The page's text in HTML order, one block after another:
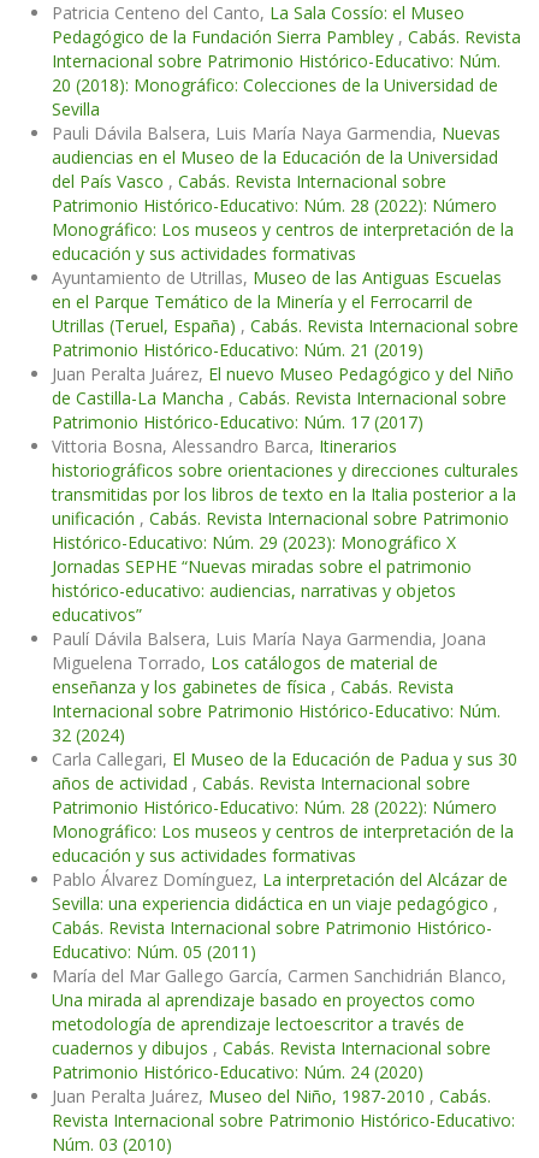
Patricia Centeno del Canto, La Sala Cossío: el Museo
Pedagógico de la Fundación Sierra Pambley , Cabás. Revista
Internacional sobre Patrimonio Histórico-Educativo: Núm.
20 (2018): Monográfico: Colecciones de la Universidad de
Sevilla
Pauli Dávila Balsera, Luis María Naya Garmendia, Nuevas
audiencias en el Museo de la Educación de la Universidad
del País Vasco , Cabás. Revista Internacional sobre
Patrimonio Histórico-Educativo: Núm. 28 (2022): Número
Monográfico: Los museos y centros de interpretación de la
educación y sus actividades formativas
Ayuntamiento de Utrillas, Museo de las Antiguas Escuelas
en el Parque Temático de la Minería y el Ferrocarril de
Utrillas (Teruel, España) , Cabás. Revista Internacional sobre
Patrimonio Histórico-Educativo: Núm. 21 (2019)
Juan Peralta Juárez, El nuevo Museo Pedagógico y del Niño
de Castilla-La Mancha , Cabás. Revista Internacional sobre
Patrimonio Histórico-Educativo: Núm. 17 (2017)
Vittoria Bosna, Alessandro Barca, Itinerarios
historiográficos sobre orientaciones y direcciones culturales
transmitidas por los libros de texto en la Italia posterior a la
unificación , Cabás. Revista Internacional sobre Patrimonio
Histórico-Educativo: Núm. 29 (2023): Monográfico X
Jornadas SEPHE “Nuevas miradas sobre el patrimonio
histórico-educativo: audiencias, narrativas y objetos
educativos”
Paulí Dávila Balsera, Luis María Naya Garmendia, Joana
Miguelena Torrado, Los catálogos de material de
enseñanza y los gabinetes de física , Cabás. Revista
Internacional sobre Patrimonio Histórico-Educativo: Núm.
32 (2024)
Carla Callegari, El Museo de la Educación de Padua y sus 30
años de actividad , Cabás. Revista Internacional sobre
Patrimonio Histórico-Educativo: Núm. 28 (2022): Número
Monográfico: Los museos y centros de interpretación de la
educación y sus actividades formativas
Pablo Álvarez Domínguez, La interpretación del Alcázar de
Sevilla: una experiencia didáctica en un viaje pedagógico ,
Cabás. Revista Internacional sobre Patrimonio Histórico-
Educativo: Núm. 05 (2011)
María del Mar Gallego García, Carmen Sanchidrián Blanco,
Una mirada al aprendizaje basado en proyectos como
metodología de aprendizaje lectoescritor a través de
cuadernos y dibujos , Cabás. Revista Internacional sobre
Patrimonio Histórico-Educativo: Núm. 24 (2020)
Juan Peralta Juárez, Museo del Niño, 1987-2010 , Cabás.
Revista Internacional sobre Patrimonio Histórico-Educativo:
Núm. 03 (2010)